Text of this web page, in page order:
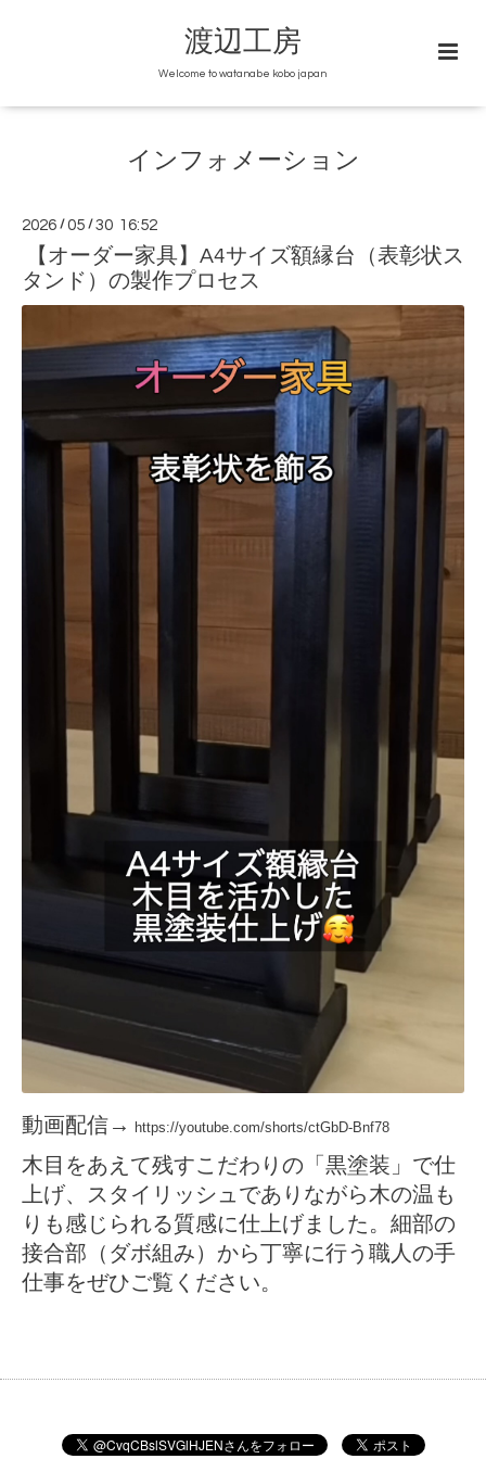
渡辺工房
Welcome to watanabe kobo japan
インフォメーション
2026 /05 /30 16:52
【オーダー家具】A4サイズ額縁台（表彰状ス
タンド）の製作プロセス
動画配信→ https://youtube.com/shorts/ctGbD-Bnf78
木目をあえて残すこだわりの「黒塗装」で仕
上げ、スタイリッシュでありながら木の温も
りも感じられる質感に仕上げました。細部の
接合部（ダボ組み）から丁寧に行う職人の手
仕事をぜひご覧ください。